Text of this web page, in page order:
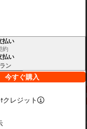
払い
約
払い
ン
今すぐ購入
レジット